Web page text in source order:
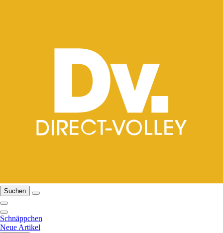
Suchen
Schnäppchen
Neue Artikel